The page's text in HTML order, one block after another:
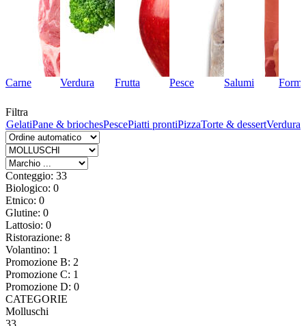
Carne Verdura Frutta Pesce Salumi
Filtra
GelatiPane & briochesPescePiatti prontiPizzaTorte & dessertVerdura
Conteggio: 33
Biologico: 0
Etnico: 0
Glutine: 0
Lattosio: 0
Ristorazione: 8
Volantino: 1
Promozione B: 2
Promozione C: 1
Promozione D: 0
CATEGORIE
Molluschi
33